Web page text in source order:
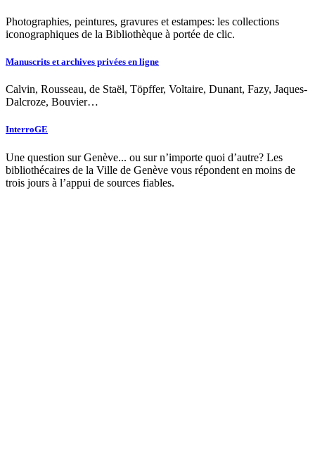
Photographies, peintures, gravures et estampes: les collections
iconographiques de la Bibliothèque à portée de clic.
Manuscrits et archives privées en ligne
Calvin, Rousseau, de Staël, Töpffer, Voltaire, Dunant, Fazy, Jaques-
Dalcroze, Bouvier…
InterroGE
Une question sur Genève... ou sur n’importe quoi d’autre? Les
bibliothécaires de la Ville de Genève vous répondent en moins de
trois jours à l’appui de sources fiables.